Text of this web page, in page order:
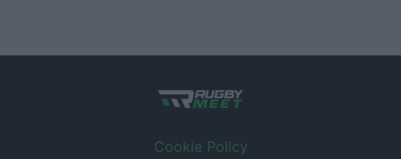
Cookie Policy